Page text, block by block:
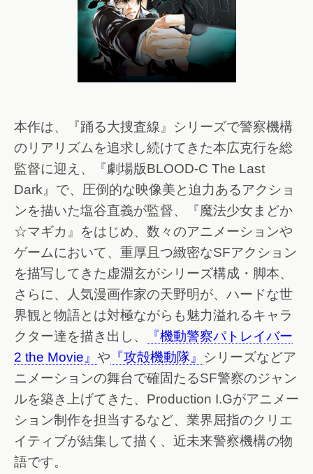
本作は、『踊る大捜査線』シリーズで警察機構
のリアリズムを追求し続けてきた本広克行を総
監督に迎え、『劇場版BLOOD-C The Last
Dark』で、圧倒的な映像美と迫力あるアクショ
ンを描いた塩谷直義が監督、『魔法少女まどか
☆マギカ』をはじめ、数々のアニメーションや
ゲームにおいて、重厚且つ緻密なSFアクション
を描写してきた虚淵玄がシリーズ構成・脚本、
さらに、人気漫画作家の天野明が、ハードな世
界観と物語とは対極ながらも魅力溢れるキャラ
クター達を描き出し、
『機動警察パトレイバー
2 the Movie』 や 『攻殻機動隊』 シリーズなどア
ニメーションの舞台で確固たるSF警察のジャン
ルを築き上げてきた、Production I.Gがアニメー
ション制作を担当するなど、業界屈指のクリエ
イティブが結集して描く、近未来警察機構の物
語です。